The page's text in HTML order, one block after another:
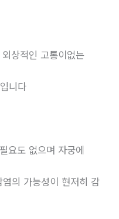
상적인 고통이없는
니다
요도 없으며 자궁에
의 가능성이 현저히 감